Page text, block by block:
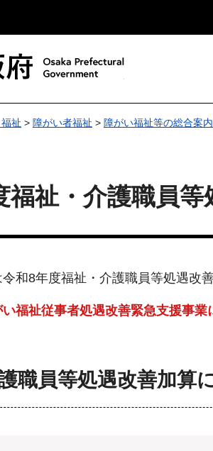
祉 > 障がい者福祉 > 障がい福祉等の総合案内
福祉・介護職員等
和8年度福祉・介護職員等処遇改
福祉従事者処遇改善緊急支援事業
職員等処遇改善加算